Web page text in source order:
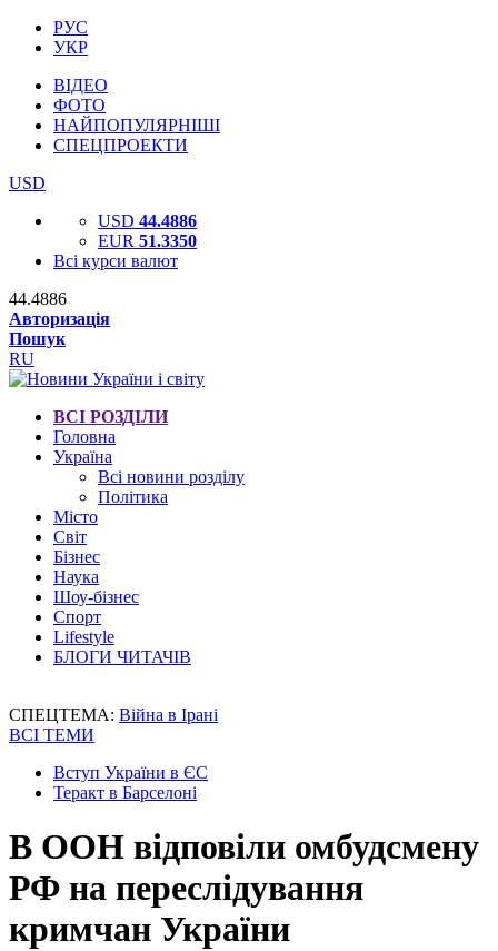
РУС
УКР
ВІДЕО
ФОТО
НАЙПОПУЛЯРНІШІ
СПЕЦПРОЕКТИ
USD
USD 44.4886
EUR 51.3350
Всі курси валют
44.4886
Авторизація
Пошук
RU
ВСІ РОЗДІЛИ
Головна
Україна
Всі новини розділу
Політика
Місто
Світ
Бізнес
Наука
Шоу-бізнес
Спорт
Lifestyle
БЛОГИ ЧИТАЧІВ
СПЕЦТЕМА: Війна в Ірані
ВСІ ТЕМИ
Вступ України в ЄС
Теракт в Барселоні
В ООН відповіли омбудсмену
РФ на переслідування
кримчан України